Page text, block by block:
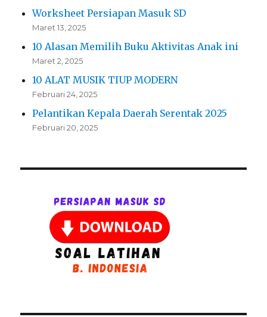
Worksheet Persiapan Masuk SD
Maret 13, 2025
10 Alasan Memilih Buku Aktivitas Anak ini
Maret 2, 2025
10 ALAT MUSIK TIUP MODERN
Februari 24, 2025
Pelantikan Kepala Daerah Serentak 2025
Februari 20, 2025